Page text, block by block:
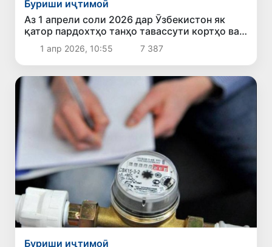
Буриши иҷтимоӣ
Аз 1 апрели соли 2026 дар Ӯзбекистон як
қатор пардохтҳо танҳо тавассути кортҳо ва
системаҳои электронӣ имконпазиранд
1 апр 2026, 10:55 7 387
Буриши иҷтимоӣ